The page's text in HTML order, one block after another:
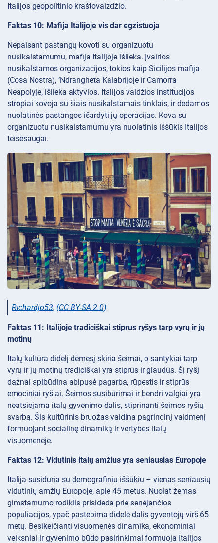
Italijos geopolitinio kraštovaizdžio.
Faktas 10: Mafija Italijoje vis dar egzistuoja
Nepaisant pastangų kovoti su organizuotu
nusikalstamumu, mafija Italijoje išlieka. Įvairios
nusikalstamos organizacijos, tokios kaip Sicilijos mafija
(Cosa Nostra), ‘Ndrangheta Kalabrijoje ir Camorra
Neapolyje, išlieka aktyvios. Italijos valdžios institucijos
stropiai kovoja su šiais nusikalstamais tinklais, ir dedamos
nuolatinės pastangos išardyti jų operacijas. Kova su
organizuotu nusikalstamumu yra nuolatinis iššūkis Italijos
teisėsaugai.
Richardjo53, (CC BY-SA 2.0)
Faktas 11: Italijoje tradiciškai stiprus ryšys tarp vyrų ir jų
motinų
Italų kultūra didelį dėmesį skiria šeimai, o santykiai tarp
vyrų ir jų motinų tradiciškai yra stiprūs ir glaudūs. Šį ryšį
dažnai apibūdina abipusė pagarba, rūpestis ir stiprūs
emociniai ryšiai. Šeimos susibūrimai ir bendri valgiai yra
neatsiejama italų gyvenimo dalis, stiprinanti šeimos ryšių
svarbą. Šis kultūrinis bruožas vaidina pagrindinį vaidmenį
formuojant socialinę dinamiką ir vertybes italų
visuomenėje.
Faktas 12: Vidutinis italų amžius yra seniausias Europoje
Italija susiduria su demografiniu iššūkiu – vienas seniausių
vidutinių amžių Europoje, apie 45 metus. Nuolat žemas
gimstamumo rodiklis prisideda prie senėjančios
populiacijos, ypač pastebima didelė dalis gyventojų virš 65
metų. Besikeičianti visuomenės dinamika, ekonominiai
veiksniai ir gyvenimo būdo pasirinkimai formuoja Italijos